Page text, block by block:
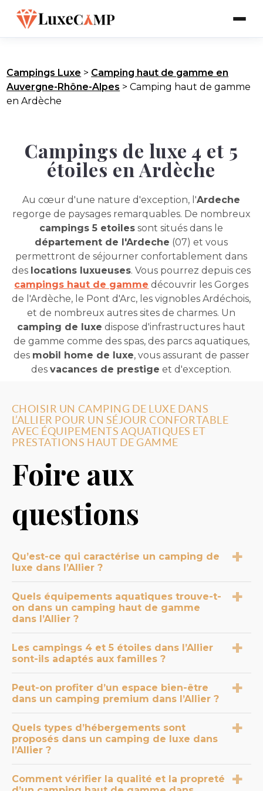
Campings Luxe > Camping haut de gamme en
Auvergne-Rhône-Alpes >Camping haut de gamme
en Ardèche
Campings de luxe 4 et 5
étoiles en Ardèche
Au cœur d'une nature d'exception, l'Ardeche
regorge de paysages remarquables. De nombreux
campings 5 etoiles sont situés dans le
département de l'Ardeche (07) et vous
permettront de séjourner confortablement dans
des locations luxueuses. Vous pourrez depuis ces
campings haut de gamme découvrir les Gorges
de l'Ardèche, le Pont d'Arc, les vignobles Ardéchois,
et de nombreux autres sites de charmes. Un
camping de luxe dispose d'infrastructures haut
de gamme comme des spas, des parcs aquatiques,
des mobil home de luxe, vous assurant de passer
desvacances de prestige et d'exception.
CHOISIR UN CAMPING DE LUXE DANS
L’ALLIER POUR UN SÉJOUR CONFORTABLE
AVEC ÉQUIPEMENTS AQUATIQUES ET
PRESTATIONS HAUT DE GAMME
Foire aux
questions
Qu’est-ce qui caractérise un camping de
luxe dans l’Allier ?
Un camping de luxe dans l’Allier correspond à un
établissement classé 4 ou 5 étoiles avec des
infrastructures récentes, un entretien rigoureux
et des services organisés. Les hébergements sont
spacieux et les équipements pensés pour offrir
confort et tranquillité.
Quels équipements aquatiques trouve-t-
on dans un camping haut de gamme
dans l’Allier ?
Dans un camping haut de gamme dans l’Allier,
vous trouverez souvent des piscines chauffées,
parfois couvertes, ainsi que des bassins extérieurs
paysagés. Ces installations sont entretenues
quotidiennement avec des contrôles sanitaires
réguliers.
Les campings 4 et 5 étoiles dans l’Allier
sont-ils adaptés aux familles ?
Oui, les campings 4 et 5 étoiles dans l’Allier sont
adaptés aux familles grâce à des espaces
aquatiques sécurisés, des zones pour enfants et
une organisation encadrée. La présence de
surveillance en saison et de bassins adaptés
renforce la sécurité.
Peut-on profiter d’un espace bien-être
dans un camping premium dans l’Allier ?
Oui, profiter d’un espace bien-être dans un
camping premium dans l’Allier est fréquent. Les
installations incluent souvent spa, jacuzzi ou
sauna, accessibles selon des horaires définis avec
des règles garantissant hygiène et calme.
Quels types d’hébergements sont
proposés dans un camping de luxe dans
l’Allier ?
Dans un camping de luxe dans l’Allier, les
Comment vérifier la qualité et la propreté